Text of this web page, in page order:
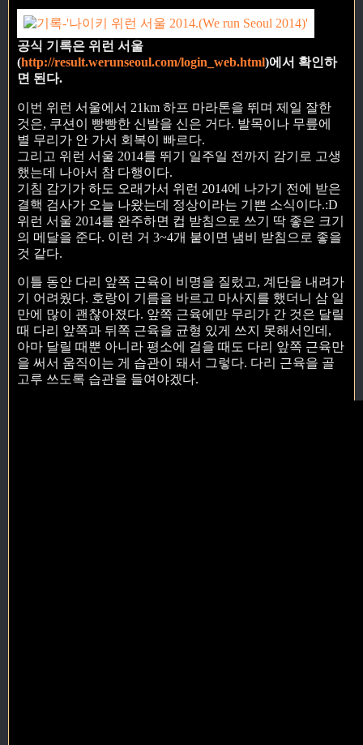
공식 기록은 위런 서울
(http://result.werunseoul.com/login_web.html)에서 확인하
면 된다.
이번 위런 서울에서 21km 하프 마라톤을 뛰며 제일 잘한
것은, 쿠션이 빵빵한 신발을 신은 거다. 발목이나 무릎에
별 무리가 안 가서 회복이 빠르다.
그리고 위런 서울 2014를 뛰기 일주일 전까지 감기로 고생
했는데 나아서 참 다행이다.
기침 감기가 하도 오래가서 위런 2014에 나가기 전에 받은
결핵 검사가 오늘 나왔는데 정상이라는 기쁜 소식이다.:D
위런 서울 2014를 완주하면 컵 받침으로 쓰기 딱 좋은 크기
의 메달을 준다. 이런 거 3~4개 붙이면 냄비 받침으로 좋을
것 같다.
이틀 동안 다리 앞쪽 근육이 비명을 질렀고, 계단을 내려가
기 어려웠다. 호랑이 기름을 바르고 마사지를 했더니 삼 일
만에 많이 괜찮아졌다. 앞쪽 근육에만 무리가 간 것은 달릴
때 다리 앞쪽과 뒤쪽 근육을 균형 있게 쓰지 못해서인데,
아마 달릴 때뿐 아니라 평소에 걸을 때도 다리 앞쪽 근육만
을 써서 움직이는 게 습관이 돼서 그렇다. 다리 근육을 골
고루 쓰도록 습관을 들여야겠다.